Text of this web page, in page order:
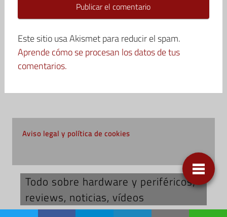
Este sitio usa Akismet para reducir el spam.
Aprende cómo se procesan los datos de tus
comentarios.
Aviso legal y política de cookies
Todo sobre hardware y periféricos;
reviews, noticias, vídeos